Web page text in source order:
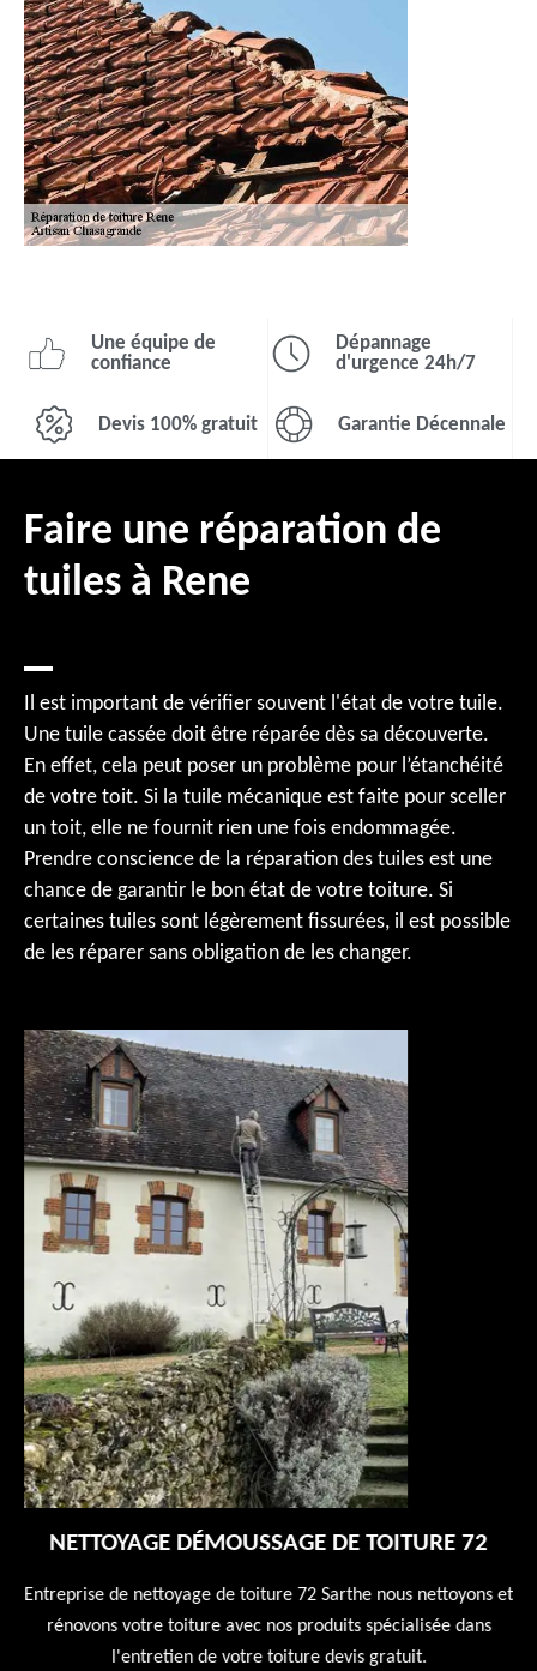
Une équipe de
confiance
Dépannage
d'urgence 24h/7
Devis 100% gratuit Garantie Décennale
Faire une réparation de
tuiles à Rene
Il est important de vérifier souvent l'état de votre tuile.
Une tuile cassée doit être réparée dès sa découverte.
En effet, cela peut poser un problème pour l’étanchéité
de votre toit. Si la tuile mécanique est faite pour sceller
un toit, elle ne fournit rien une fois endommagée.
Prendre conscience de la réparation des tuiles est une
chance de garantir le bon état de votre toiture. Si
certaines tuiles sont légèrement fissurées, il est possible
de les réparer sans obligation de les changer.
NETTOYAGE DÉMOUSSAGE DE TOITURE 72
Entreprise de nettoyage de toiture 72 Sarthe nous nettoyons et
rénovons votre toiture avec nos produits spécialisée dans
l'entretien de votre toiture devis gratuit.